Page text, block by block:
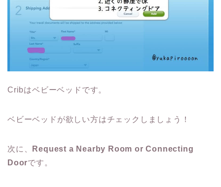
Cribはベビーベッドです。
ベビーベッドが欲しい方はチェックしましょう！
次に、
Request a Nearby Room or Connecting
Doorです。